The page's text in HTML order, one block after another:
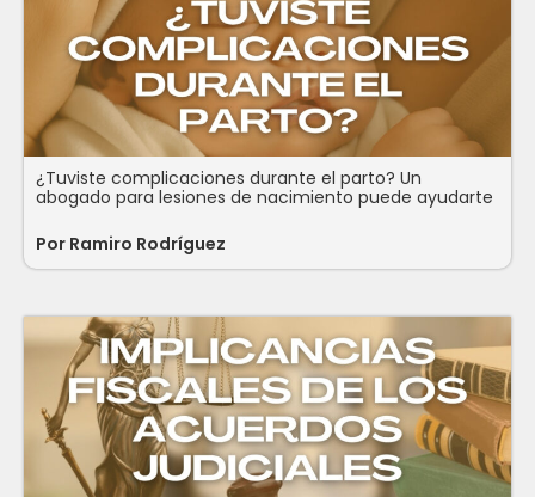
¿Tuviste complicaciones durante el parto? Un
abogado para lesiones de nacimiento puede ayudarte
Por Ramiro Rodríguez